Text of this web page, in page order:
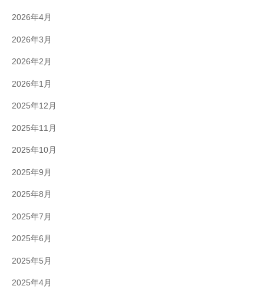
2026年4月
2026年3月
2026年2月
2026年1月
2025年12月
2025年11月
2025年10月
2025年9月
2025年8月
2025年7月
2025年6月
2025年5月
2025年4月